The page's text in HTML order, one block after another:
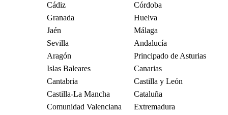
Cádiz
Córdoba
Granada
Huelva
Jaén
Málaga
Sevilla
Andalucía
Aragón
Principado de Asturias
Islas Baleares
Canarias
Cantabria
Castilla y León
Castilla-La Mancha
Cataluña
Comunidad Valenciana
Extremadura